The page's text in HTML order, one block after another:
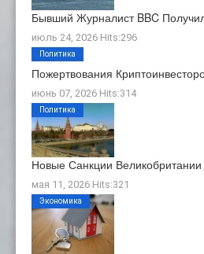
Бывший Журналист BBC
июль 24, 2026 Hits:296
Пожертвования
июнь 07, 2026 Hits:314
Политика
Новые Санкции
мая 11, 2026 Hits:321
Политика
Экономика